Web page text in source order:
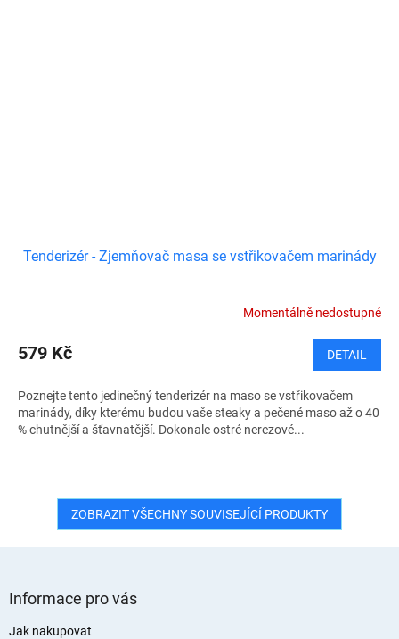
Tenderizér - Zjemňovač masa se vstřikovačem marinády
Momentálně nedostupné
579 Kč DETAIL
Poznejte tento jedinečný tenderizér na maso se vstřikovačem
marinády, díky kterému budou vaše steaky a pečené maso až o 40
% chutnější a šťavnatější. Dokonale ostré nerezové...
ZOBRAZIT VŠECHNY SOUVISEJÍCÍ PRODUKTY
Informace pro vás
Jak nakupovat